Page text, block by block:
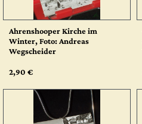
Ahrenshooper Kirche im
Winter, Foto: Andreas
Wegscheider
2,90 €